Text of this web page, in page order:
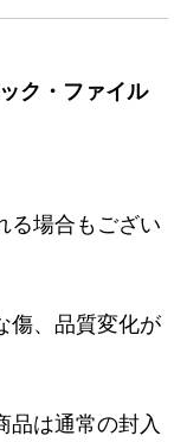
ク・ファイル
る場合もござい
傷、品質変化が
品は通常の封入